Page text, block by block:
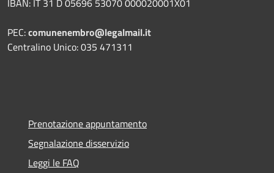
IBAN: IT 31 D 05696 53070 000020001X01
PEC:comunenembro@legalmail.it
Centralino Unico: 035 471311
Prenotazione appuntamento
Segnalazione disservizio
Leggi le FAQ